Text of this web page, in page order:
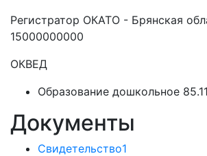
Регистратор ОКАТО - Брянская
15000000000
ОКВЕД
Образование дошкольное
Документы
Свидетельство1